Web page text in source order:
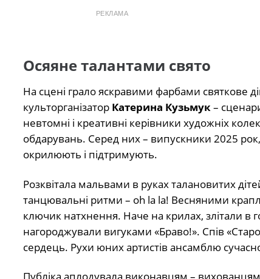
РЕКЛАМА
Осяяне талантами свято
На сцені грало яскравими фарбами святкове
культорганізатор Катерина Кузьмук–
невтомні і креативні керівники художніх
обдарувань. Серед них – випускники 2025
окрилюють і підтримують.
Розквітала мальвами в руках талановитих
танцювальні ритми – oh la la! Весняними
ключик натхнення. Наче на крилах, злітали в
нагороджували вигуками «Браво!». Спів
сердець. Рухи юних артистів ансамблю